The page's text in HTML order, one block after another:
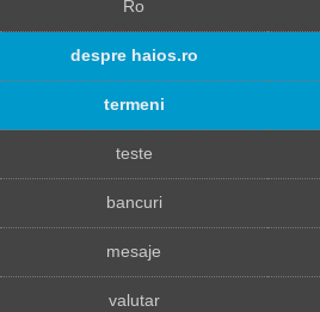
Ro
despre haios.ro
termeni
teste
bancuri
mesaje
valutar